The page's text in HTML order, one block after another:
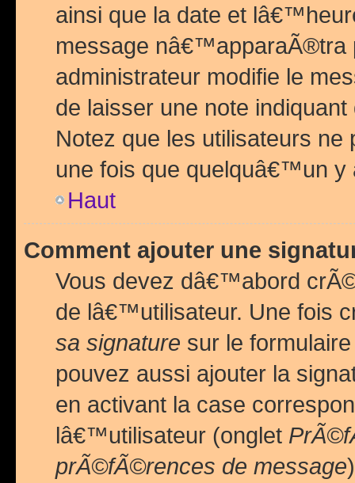
ainsi que la date et
message nâ€™apparaÃ®tra
administrateur modifie le
de laisser une note
Notez que les utilisateurs
une fois que quelquâ€™un y
Haut
Comment ajouter une
Vous devez dâ€™abord
de lâ€™utilisateur. Une fois
sa signature sur le
pouvez aussi ajouter la
en activant la case
lâ€™utilisateur (onglet
prÃ©fÃ©rences de message